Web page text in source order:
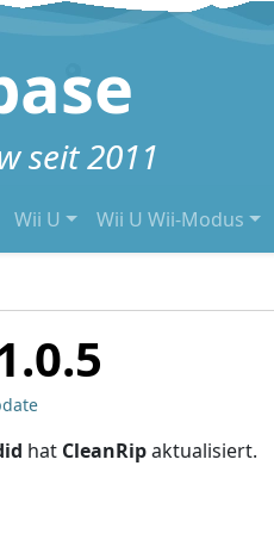
seit 2011
Wii U Wii U Wii-Modus
hat CleanRipaktualisiert.